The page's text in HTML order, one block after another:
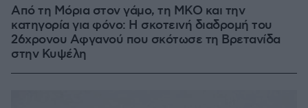
Από τη Μόρια στον γάμο, τη ΜΚΟ και την
κατηγορία για φόνο: Η σκοτεινή διαδρομή του
26χρονου Αφγανού που σκότωσε τη Βρετανίδα
στην Κυψέλη